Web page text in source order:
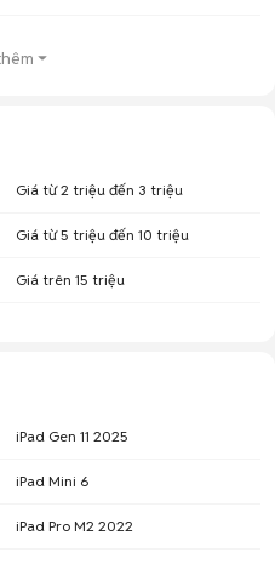
Giá từ 2 triệu đến 3 triệu
Giá từ 5 triệu đến 10 triệu
Giá trên 15 triệu
iPad Gen 11 2025
iPad Mini 6
iPad Pro M2 2022